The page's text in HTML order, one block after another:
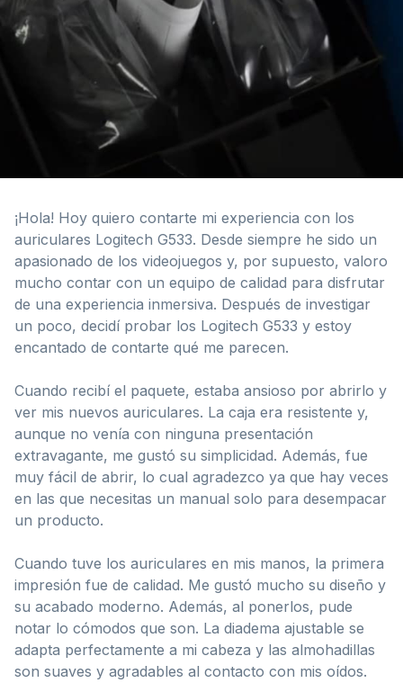
¡Hola! Hoy quiero contarte mi experiencia con los
auriculares Logitech G533. Desde siempre he sido un
apasionado de los videojuegos y, por supuesto, valoro
mucho contar con un equipo de calidad para disfrutar
de una experiencia inmersiva. Después de investigar
un poco, decidí probar los Logitech G533 y estoy
encantado de contarte qué me parecen.
Cuando recibí el paquete, estaba ansioso por abrirlo y
ver mis nuevos auriculares. La caja era resistente y,
aunque no venía con ninguna presentación
extravagante, me gustó su simplicidad. Además, fue
muy fácil de abrir, lo cual agradezco ya que hay veces
en las que necesitas un manual solo para desempacar
un producto.
Cuando tuve los auriculares en mis manos, la primera
impresión fue de calidad. Me gustó mucho su diseño y
su acabado moderno. Además, al ponerlos, pude
notar lo cómodos que son. La diadema ajustable se
adapta perfectamente a mi cabeza y las almohadillas
son suaves y agradables al contacto con mis oídos.